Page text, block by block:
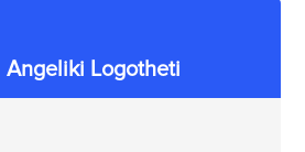
Angeliki Logotheti